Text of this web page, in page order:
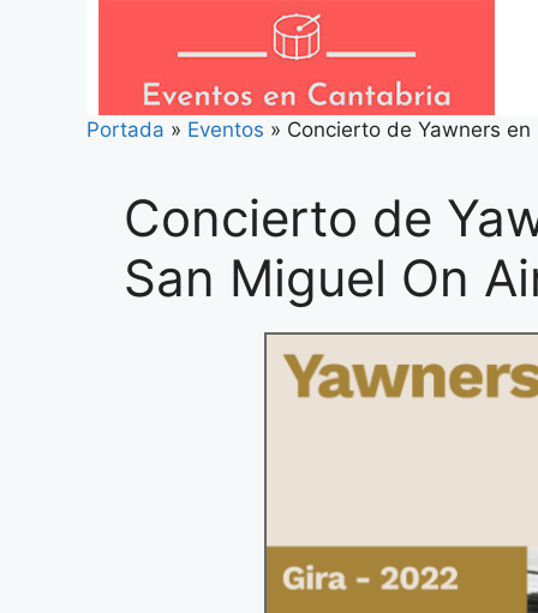
Portada » Eventos » Concierto de Yawners
Concierto de
San Miguel On